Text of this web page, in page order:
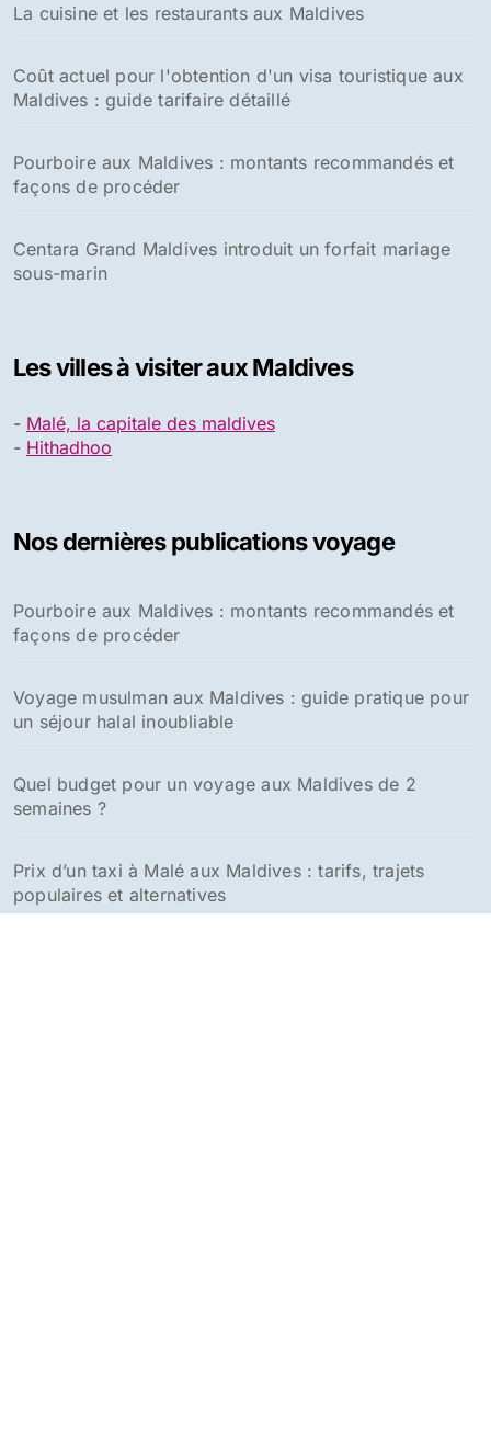
La cuisine et les restaurants aux Maldives
Coût actuel pour l'obtention d'un visa touristique aux
Maldives : guide tarifaire détaillé
Pourboire aux Maldives : montants recommandés et
façons de procéder
Centara Grand Maldives introduit un forfait mariage
sous-marin
Les villes à visiter aux Maldives
- Malé, la capitale des maldives
- Hithadhoo
Nos dernières publications voyage
Pourboire aux Maldives : montants recommandés et
façons de procéder
Voyage musulman aux Maldives : guide pratique pour
un séjour halal inoubliable
Quel budget pour un voyage aux Maldives de 2
semaines ?
Prix d’un taxi à Malé aux Maldives : tarifs, trajets
populaires et alternatives